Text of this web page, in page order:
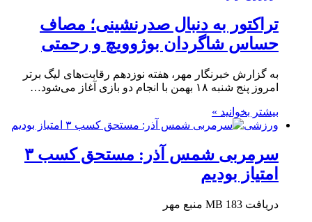
تراکتور به دنبال صدرنشینی؛ مصاف
حساس شاگردان بوژوویچ و رحمتی
به گزارش خبرنگار مهر، هفته نوزدهم رقابت‌های لیگ برتر
امروز پنج شنبه ۱۸ بهمن با انجام دو بازی آغاز می‌شود…
بیشتر بخوانید »
ورزشی
سرمربی شمس آذر: مستحق کسب ۳
امتیاز بودیم
دریافت 183 MB منبع مهر